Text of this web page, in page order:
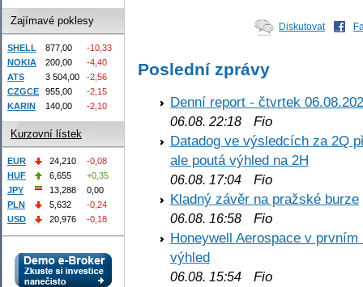
Diskutovat
Poslední zprávy
Denní report - čtvrtek
06.08. 22:18 Fio
Datadog ve výsledcích za 2Q
ale poutá výhled na 2H
06.08. 17:04 Fio
Kladný závěr na pražské burze
06.08. 16:58 Fio
Honeywell Aerospace v
výhled
06.08. 15:54 Fio
Zajímavé poklesy
SHELL 877,00
-10,33
NOKIA
200,00
-4,40
ATS
3 504,00
-2,56
CZGCE
955,00
-2,15
KARIN
140,00 -2,10
Kurzovní lístek
EUR 24,210
-0,08
HUF
6,655
+0,35
JPY
13,288
0,00
PLN
5,632
-0,24
USD
20,976 -0,18